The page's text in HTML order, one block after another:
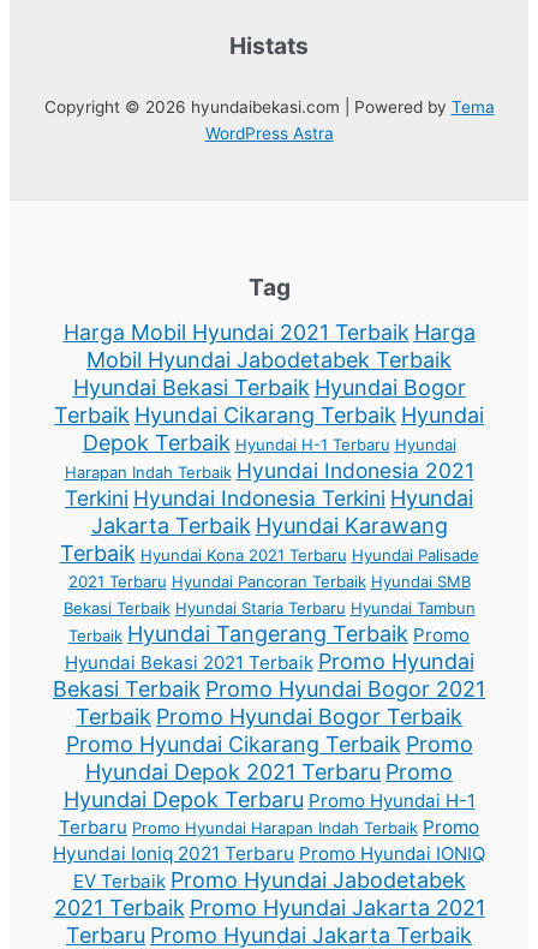
Histats
Copyright © 2026 hyundaibekasi.com | Powered by Tema
WordPress Astra
Tag
Harga Mobil Hyundai 2021 Terbaik Harga
Mobil Hyundai Jabodetabek Terbaik
Hyundai Bekasi Terbaik Hyundai Bogor
Terbaik Hyundai Cikarang Terbaik Hyundai
Depok Terbaik Hyundai H-1 Terbaru Hyundai
Harapan Indah Terbaik Hyundai Indonesia 2021
Terkini Hyundai Indonesia Terkini Hyundai
Jakarta Terbaik Hyundai Karawang
Terbaik Hyundai Kona 2021 Terbaru Hyundai Palisade
2021 Terbaru Hyundai Pancoran Terbaik Hyundai SMB
Bekasi Terbaik Hyundai Staria Terbaru Hyundai Tambun
Terbaik Hyundai Tangerang Terbaik Promo
Hyundai Bekasi 2021 Terbaik Promo Hyundai
Bekasi Terbaik Promo Hyundai Bogor 2021
Terbaik Promo Hyundai Bogor Terbaik
Promo Hyundai Cikarang Terbaik Promo
Hyundai Depok 2021 Terbaru Promo
Hyundai Depok Terbaru Promo Hyundai H-1
Terbaru Promo Hyundai Harapan Indah Terbaik Promo
Hyundai Ioniq 2021 Terbaru Promo Hyundai IONIQ
EV Terbaik Promo Hyundai Jabodetabek
2021 Terbaik Promo Hyundai Jakarta 2021
Terbaru Promo Hyundai Jakarta Terbaik